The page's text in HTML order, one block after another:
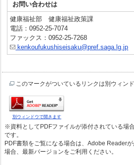
お問い合わせは
健康福祉部 健康福祉政策課
電話：0952-25-7074
ファックス：0952-25-7268
kenkoufukushiseisaku@pref.saga.lg.jp
このマークがついているリンクは別ウィン
別ウィンドウで開きます
※資料としてPDFファイルが添付されている場
です。
PDF書類をご覧になる場合は、Adobe Reader
場合、最新バージョンをご利用ください。